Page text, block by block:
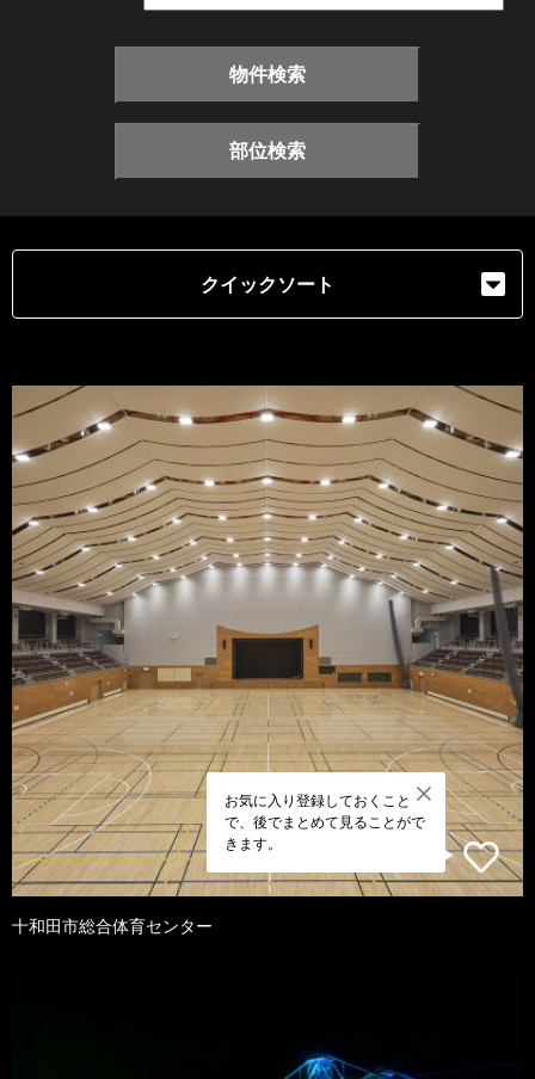
物件検索
部位検索
クイックソート
お気に入り登録しておくこと
で、後でまとめて見ることがで
きます。
十和田市総合体育センター